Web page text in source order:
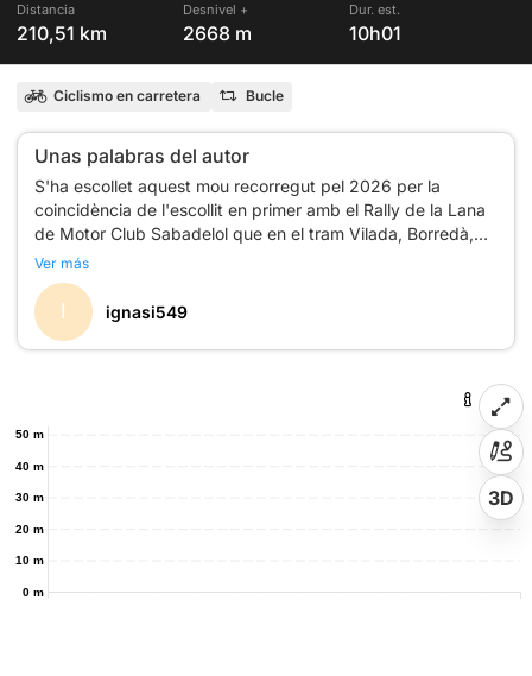
Distancia
210,51 km
Desnivel +
2668 m
Dur. est.
10h01
Ciclismo en carretera Bucle
Unas palabras del autor
S'ha escollet aquest mou recorregut pel 2026 per la
coincidència de l'escollit en primer amb el Rally de la Lana
de Motor Club Sabadelol que en el tram Vilada, Borredà,
St. Agustí de lluçanès i Sant Bartomeu del grau feia ús de
les mateixes carreteres i que estaven tallades per la seva
Ver más
I ignasi549
0 m
10 m
20 m
30 m
40 m
50 m
3D